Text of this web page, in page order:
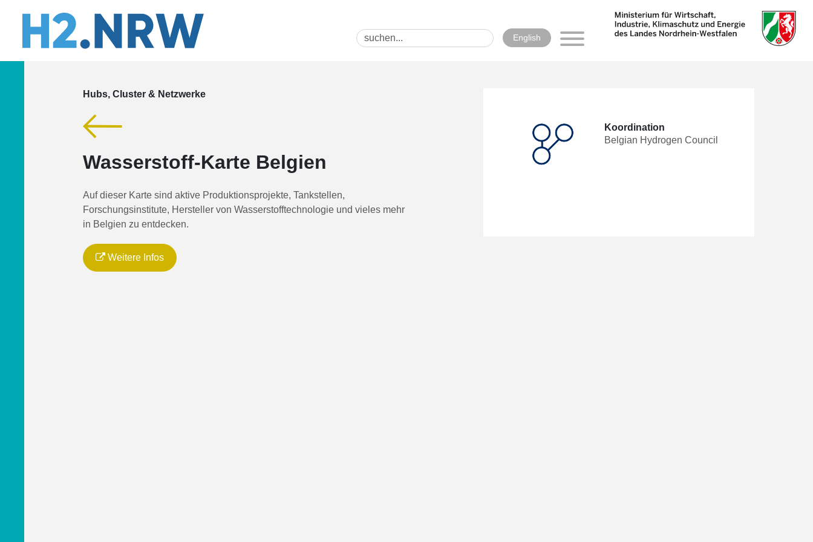
English
Hubs, Cluster & Netzwerke
Wasserstoff-Karte Belgien
Auf dieser Karte sind aktive Produktionsprojekte, Tankstellen,
Forschungsinstitute, Hersteller von Wasserstofftechnologie und vieles mehr
in Belgien zu entdecken.
Weitere Infos
Koordination
Belgian Hydrogen Council